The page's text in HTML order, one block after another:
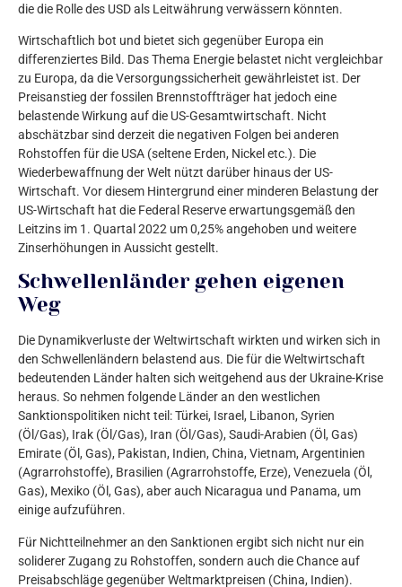
die die Rolle des USD als Leitwährung verwässern könnten.
Wirtschaftlich bot und bietet sich gegenüber Europa ein
differenziertes Bild. Das Thema Energie belastet nicht vergleichbar
zu Europa, da die Versorgungssicherheit gewährleistet ist. Der
Preisanstieg der fossilen Brennstoffträger hat jedoch eine
belastende Wirkung auf die US-Gesamtwirtschaft. Nicht
abschätzbar sind derzeit die negativen Folgen bei anderen
Rohstoffen für die USA (seltene Erden, Nickel etc.). Die
Wiederbewaffnung der Welt nützt darüber hinaus der US-
Wirtschaft. Vor diesem Hintergrund einer minderen Belastung der
US-Wirtschaft hat die Federal Reserve erwartungsgemäß den
Leitzins im 1. Quartal 2022 um 0,25% angehoben und weitere
Zinserhöhungen in Aussicht gestellt.
Schwellenländer gehen eigenen
Weg
Die Dynamikverluste der Weltwirtschaft wirkten und wirken sich in
den Schwellenländern belastend aus. Die für die Weltwirtschaft
bedeutenden Länder halten sich weitgehend aus der Ukraine-Krise
heraus. So nehmen folgende Länder an den westlichen
Sanktionspolitiken nicht teil: Türkei, Israel, Libanon, Syrien
(Öl/Gas), Irak (Öl/Gas), Iran (Öl/Gas), Saudi-Arabien (Öl, Gas)
Emirate (Öl, Gas), Pakistan, Indien, China, Vietnam, Argentinien
(Agrarrohstoffe), Brasilien (Agrarrohstoffe, Erze), Venezuela (Öl,
Gas), Mexiko (Öl, Gas), aber auch Nicaragua und Panama, um
einige aufzuführen.
Für Nichtteilnehmer an den Sanktionen ergibt sich nicht nur ein
soliderer Zugang zu Rohstoffen, sondern auch die Chance auf
Preisabschläge gegenüber Weltmarktpreisen (China, Indien).